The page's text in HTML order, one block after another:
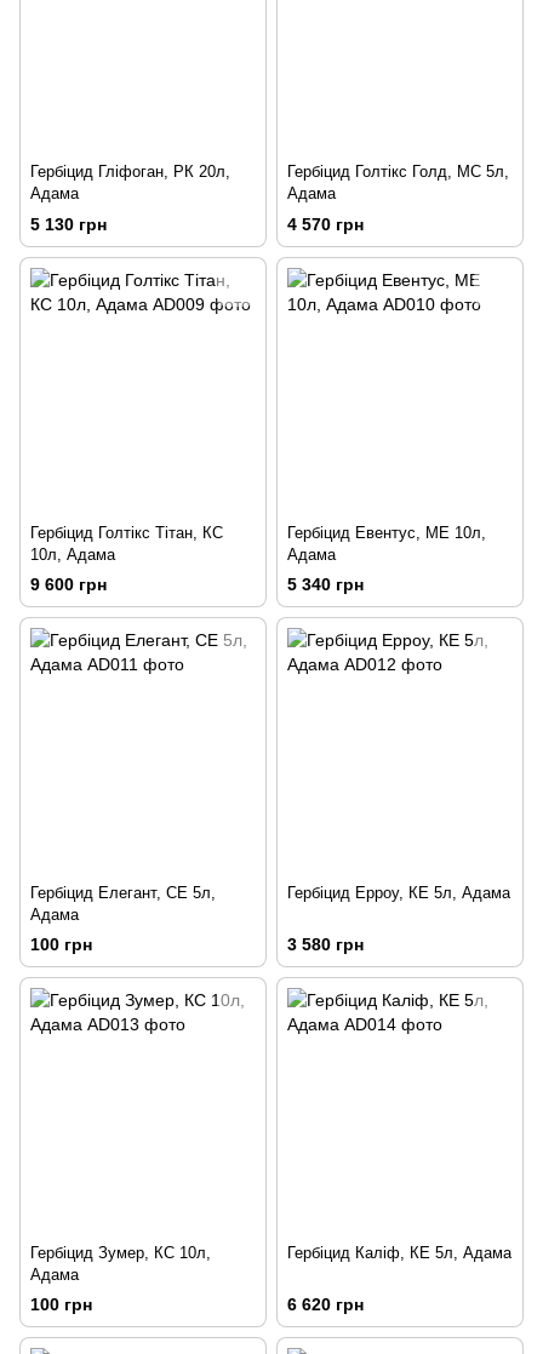
Гербіцид Гліфоган, РК 20л,
Адама
5 130 грн
Гербіцид Голтікс Голд, МС 5л,
Адама
4 570 грн
Гербіцид Голтікс Тітан, КС
10л, Адама
9 600 грн
Гербіцид Евентус, МЕ 10л,
Адама
5 340 грн
Гербіцид Елегант, СЕ 5л,
Адама
100 грн
Гербіцид Ерроу, КЕ 5л, Адама
3 580 грн
Гербіцид Зумер, КС 10л,
Адама
100 грн
Гербіцид Каліф, КЕ 5л, Адама
6 620 грн